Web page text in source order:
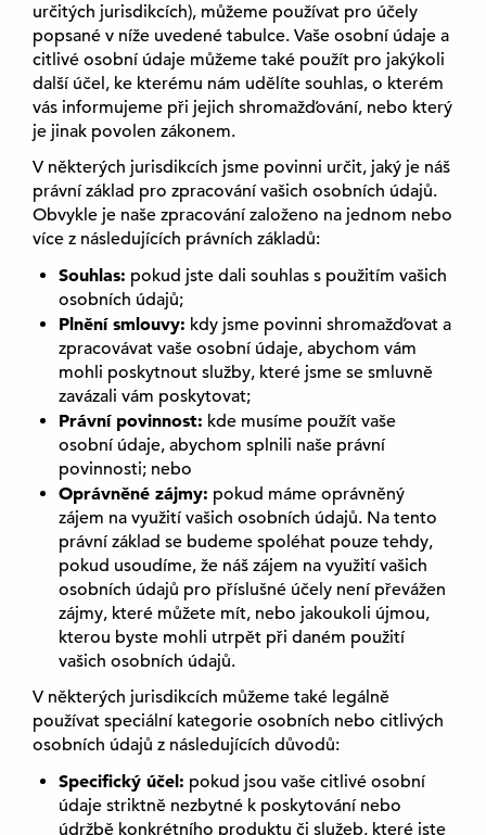
určitých jurisdikcích), můžeme používat pro účely
popsané v níže uvedené tabulce. Vaše osobní údaje a
citlivé osobní údaje můžeme také použít pro jakýkoli
další účel, ke kterému nám udělíte souhlas, o kterém
vás informujeme při jejich shromažďování, nebo který
je jinak povolen zákonem.
V některých jurisdikcích jsme povinni určit, jaký je náš
právní základ pro zpracování vašich osobních údajů.
Obvykle je naše zpracování založeno na jednom nebo
více z následujících právních základů:
Souhlas: pokud jste dali souhlas s použitím vašich
osobních údajů;
Plnění smlouvy: kdy jsme povinni shromažďovat a
zpracovávat vaše osobní údaje, abychom vám
mohli poskytnout služby, které jsme se smluvně
zavázali vám poskytovat;
Právní povinnost: kde musíme použít vaše
osobní údaje, abychom splnili naše právní
povinnosti; nebo
Oprávněné zájmy: pokud máme oprávněný
zájem na využití vašich osobních údajů. Na tento
právní základ se budeme spoléhat pouze tehdy,
pokud usoudíme, že náš zájem na využití vašich
osobních údajů pro příslušné účely není převážen
zájmy, které můžete mít, nebo jakoukoli újmou,
kterou byste mohli utrpět při daném použití
vašich osobních údajů.
V některých jurisdikcích můžeme také legálně
používat speciální kategorie osobních nebo citlivých
osobních údajů z následujících důvodů:
Specifický účel: pokud jsou vaše citlivé osobní
údaje striktně nezbytné k poskytování nebo
údržbě konkrétního produktu či služeb, které jste